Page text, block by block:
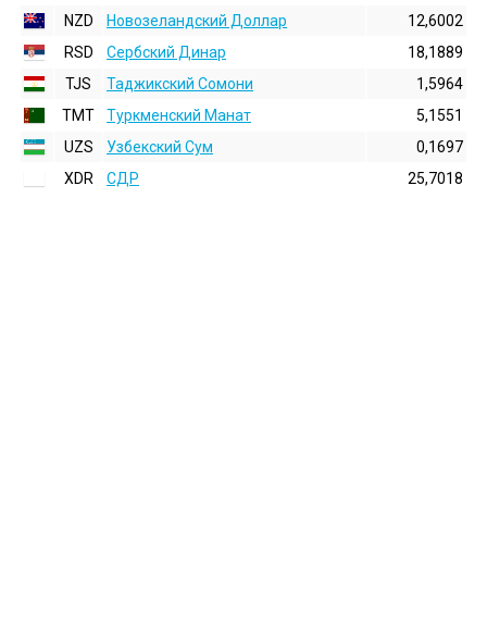
NZD
Новозеландский Доллар
12,6002
RSD
Сербский Динар
18,1889
TJS
Таджикский Сомони
1,5964
TMT
Туркменский Манат
5,1551
UZS
Узбекский Сум
0,1697
XDR
СДР 25,7018